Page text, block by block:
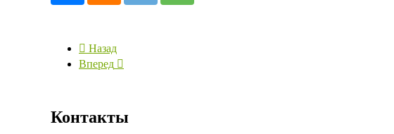
Назад
Вперед
Контакты